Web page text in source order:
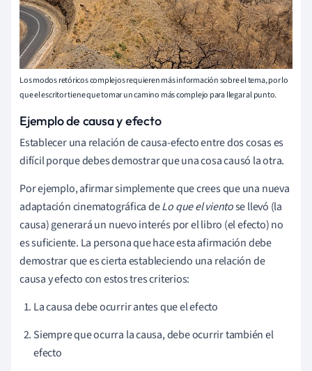
Los modos retóricos complejos requieren más información sobre el tema, por lo
que el escritor tiene que tomar un camino más complejo para llegar al punto.
Ejemplo de causa y efecto
Establecer una relación de causa-efecto entre dos cosas es
difícil porque debes demostrar que una cosa causó la otra.
Por ejemplo, afirmar simplemente que crees que una nueva
adaptación cinematográfica deLo que el vientose llevó (la
causa) generará un nuevo interés por el libro (el efecto) no
es suficiente. La persona que hace esta afirmación debe
demostrar que es cierta estableciendo una relación de
causa y efecto con estos tres criterios:
La causa debe ocurrir antes que el efecto
Siempre que ocurra la causa, debe ocurrir también el
efecto